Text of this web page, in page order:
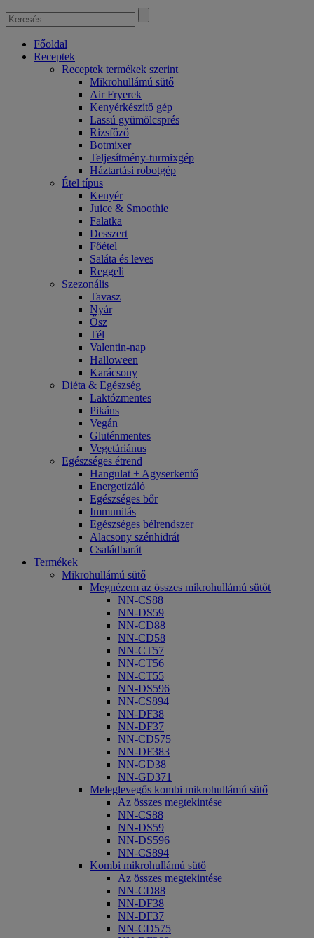
Főoldal
Receptek
Receptek termékek szerint
Mikrohullámú sütő
Air Fryerek
Kenyérkészítő gép
Lassú gyümölcsprés
Rizsfőző
Botmixer
Teljesítmény-turmixgép
Háztartási robotgép
Étel típus
Kenyér
Juice & Smoothie
Falatka
Desszert
Főétel
Saláta és leves
Reggeli
Szezonális
Tavasz
Nyár
Ősz
Tél
Valentin-nap
Halloween
Karácsony
Diéta & Egészség
Laktózmentes
Pikáns
Vegán
Gluténmentes
Vegetáriánus
Egészséges étrend
Hangulat + Agyserkentő
Energetizáló
Egészséges bőr
Immunitás
Egészséges bélrendszer
Alacsony szénhidrát
Családbarát
Termékek
Mikrohullámú sütő
Megnézem az összes mikrohullámú sütőt
NN-CS88
NN-DS59
NN-CD88
NN-CD58
NN-CT57
NN-CT56
NN-CT55
NN-DS596
NN-CS894
NN-DF38
NN-DF37
NN-CD575
NN-DF383
NN-GD38
NN-GD371
Meleglevegős kombi mikrohullámú sütő
Az összes megtekintése
NN-CS88
NN-DS59
NN-DS596
NN-CS894
Kombi mikrohullámú sütő
Az összes megtekintése
NN-CD88
NN-DF38
NN-DF37
NN-CD575